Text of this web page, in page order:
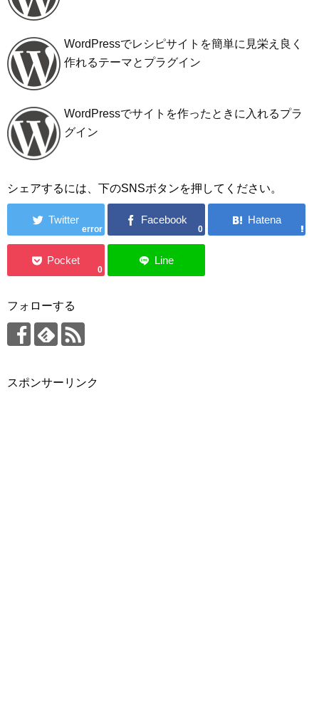
WordPressでレシピサイトを簡単に見栄え良く
作れるテーマとプラグイン
WordPressでサイトを作ったときに入れるプラ
グイン
シェアするには、下のSNSボタンを押してください。
error 0
0
フォローする
スポンサーリンク